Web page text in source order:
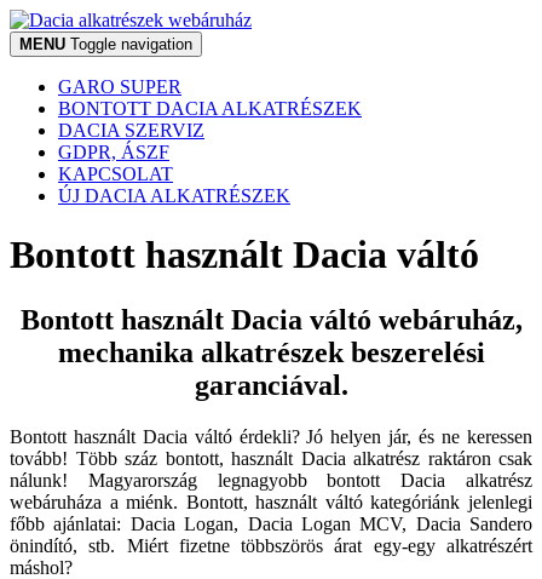
MENU Toggle navigation
GARO SUPER
BONTOTT DACIA ALKATRÉSZEK
DACIA SZERVIZ
GDPR, ÁSZF
KAPCSOLAT
ÚJ DACIA ALKATRÉSZEK
Bontott használt Dacia váltó
Bontott használt Dacia váltó webáruház,
mechanika alkatrészek beszerelési
garanciával.
Bontott használt Dacia váltó érdekli? Jó helyen jár, és ne keressen
tovább! Több száz bontott, használt Dacia alkatrész raktáron csak
nálunk! Magyarország legnagyobb bontott Dacia alkatrész
webáruháza a miénk. Bontott, használt váltó kategóriánk jelenlegi
főbb ajánlatai: Dacia Logan, Dacia Logan MCV, Dacia Sandero
önindító, stb. Miért fizetne többszörös árat egy-egy alkatrészért
máshol?